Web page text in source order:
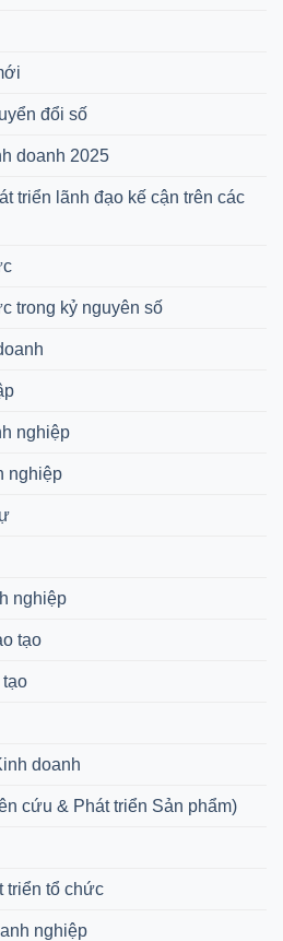
đổi số
doanh 2025
triển lãnh đạo kế cận trên các
trong kỷ nguyên số
nghiệp
nghiệp
nghiệp
tạo
doanh
cứu & Phát triển Sản phẩm)
triển tổ chức
nghiệp